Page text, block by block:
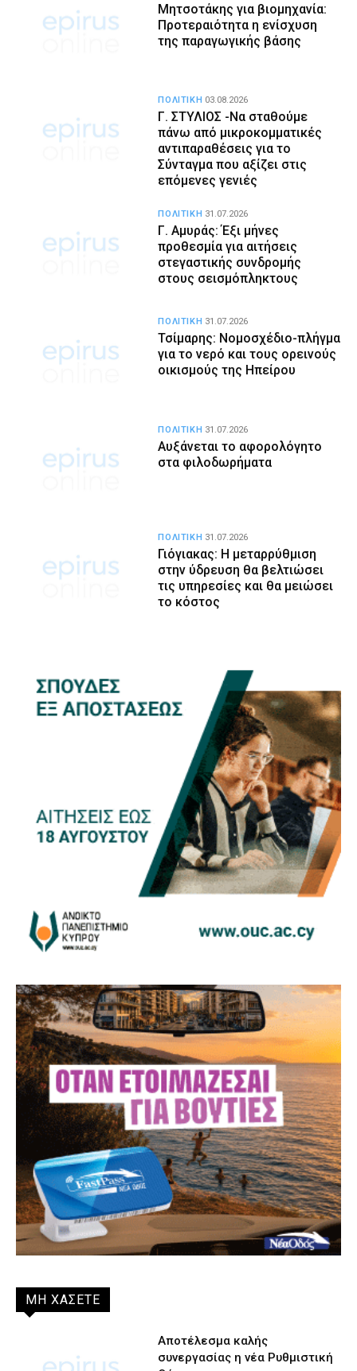
Μητσοτάκης για βιομηχανία:
Προτεραιότητα η ενίσχυση
της παραγωγικής βάσης
Γ. ΣΤΥΛΙΟΣ -Να σταθούμε
πάνω από μικροκομματικές
αντιπαραθέσεις για το
Σύνταγμα που αξίζει στις
επόμενες γενιές
ΠΟΛΙΤΙΚΗ 03.08.2026
Γ. Αμυράς: Έξι μήνες
προθεσμία για αιτήσεις
στεγαστικής συνδρομής
στους σεισμόπληκτους
ΠΟΛΙΤΙΚΗ 31.07.2026
Τσίμαρης: Νομοσχέδιο-πλήγμα
για το νερό και τους ορεινούς
οικισμούς της Ηπείρου
ΠΟΛΙΤΙΚΗ 31.07.2026
Αυξάνεται το αφορολόγητο
στα φιλοδωρήματα
ΠΟΛΙΤΙΚΗ 31.07.2026
Γιόγιακας: Η μεταρρύθμιση
στην ύδρευση θα βελτιώσει
τις υπηρεσίες και θα μειώσει
το κόστος
ΠΟΛΙΤΙΚΗ 31.07.2026
ΜΗ ΧΑΣΕΤΕ
Αποτέλεσμα καλής
συνεργασίας η νέα Ρυθμιστική